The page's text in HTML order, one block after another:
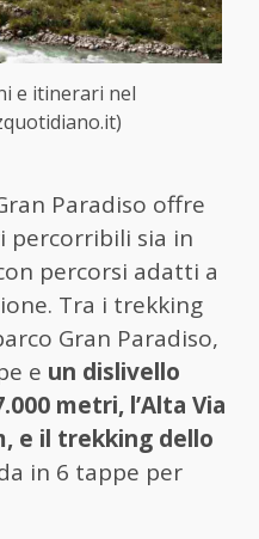
e itinerari nel
Paradiso offre
percorribili sia in
percorsi adatti a
Tra i trekking
Gran Paradiso,
e un dislivello
metri, l’Alta Via
e il trekking dello
in 6 tappe per